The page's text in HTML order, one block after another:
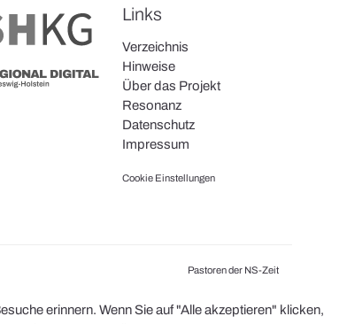
Links
Verzeichnis
Hinweise
Über das Projekt
Resonanz
Datenschutz
Impressum
Cookie Einstellungen
Pastoren der NS-Zeit
erinnern. Wenn Sie auf "Alle akzeptieren" klicken,